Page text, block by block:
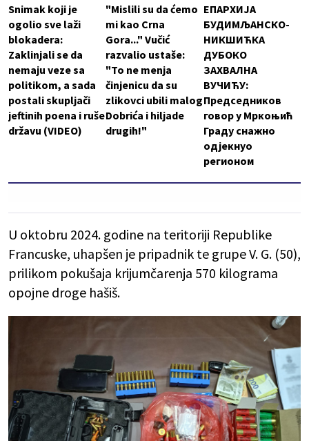
Snimak koji je
ogolio sve laži
blokadera:
Zaklinjali se da
nemaju veze sa
politikom, a sada
postali skupljači
jeftinih poena i ruše
državu (VIDEO)
"Mislili su da ćemo
mi kao Crna
Gora..." Vučić
razvalio ustaše:
"To ne menja
činjenicu da su
zlikovci ubili malog
Dobrića i hiljade
drugih!"
ЕПАРХИЈА
БУДИМЉАНСКО-
НИКШИЋКА
ДУБОКО
ЗАХВАЛНА
ВУЧИЋУ:
Председников
говор у Мркоњић
Граду снажно
одјекнуо
регионом
U oktobru 2024. godine na teritoriji Republike
Francuske, uhapšen je pripadnik te grupe V. G. (50),
prilikom pokušaja krijumčarenja 570 kilograma
opojne droge hašiš.